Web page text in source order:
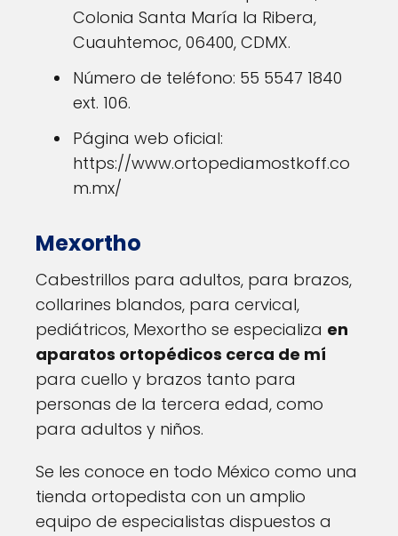
Colonia Santa María la Ribera,
Cuauhtemoc, 06400, CDMX.
Número de teléfono: 55 5547 1840
ext. 106.
Página web oficial:
https://www.ortopediamostkoff.co
m.mx/
Mexortho
Cabestrillos para adultos, para brazos,
collarines blandos, para cervical,
pediátricos, Mexortho se especializa en
aparatos ortopédicos cerca de mí
para cuello y brazos tanto para
personas de la tercera edad, como
para adultos y niños.
Se les conoce en todo México como una
tienda ortopedista con un amplio
equipo de especialistas dispuestos a